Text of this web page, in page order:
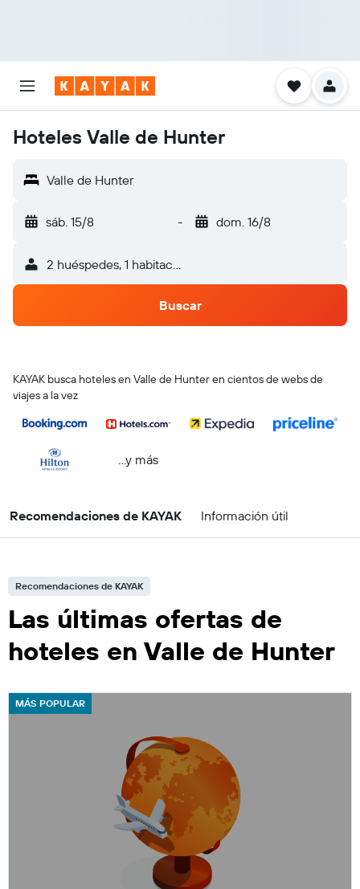
Hoteles Valle de Hunter
Valle de Hunter
sáb. 15/8 - dom. 16/8
2 huéspedes, 1 habitación
Buscar
KAYAK busca hoteles en Valle de Hunter en cientos de webs de
viajes a la vez
...y más
Recomendaciones de KAYAK Información útil
Recomendaciones de KAYAK
Las últimas ofertas de
hoteles en Valle de Hunter
MÁS POPULAR